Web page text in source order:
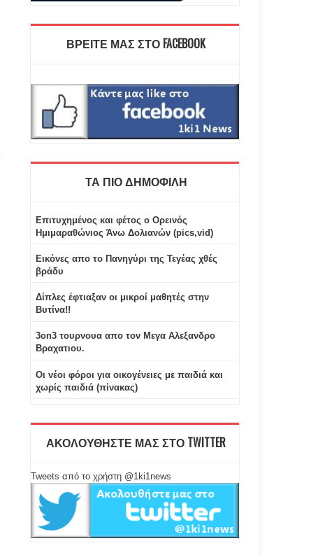
ΒΡΕΙΤΕ ΜΑΣ ΣΤΟ FACEBOOK
ΤΑ ΠΙΟ ΔΗΜΟΦΙΛΗ
Επιτυχημένος και φέτος ο Ορεινός
Ημιμαραθώνιος Άνω Δολιανών (pics,vid)
Εικόνες απο το Πανηγύρι της Τεγέας χθές
βράδυ
Δίπλες έφτιαξαν οι μικροί μαθητές στην
Βυτίνα!!
3on3 τουρνουα απο τον Μεγα Αλεξανδρο
Βραχατιου.
Oι νέοι φόροι για οικογένειες με παιδιά και
χωρίς παιδιά (πίνακας)
ΑΚΟΛΟΥΘΗΣΤΕ ΜΑΣ ΣΤΟ TWITTER
Tweets από το χρήστη @1ki1news